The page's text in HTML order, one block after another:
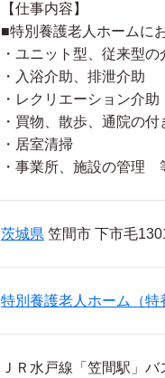
【仕事内容】
■特別養護老人ホームに
・ユニット型、従来型の
・入浴介助、排泄介助
・レクリエーション介助
・買物、散歩、通院の付
・居室清掃
・事業所、施設の管理
茨城県 笠間市 下市毛
特別養護老人ホーム（特
ＪＲ水戸線「笠間駅」バ